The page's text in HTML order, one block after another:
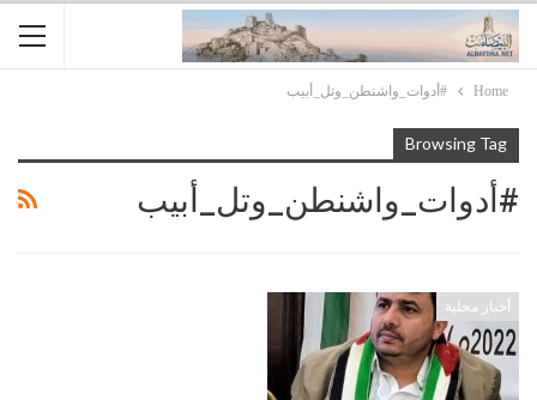
Home #أدوات_واشنطن_وتل_أبيب
Browsing Tag
#أدوات_واشنطن_وتل_أبيب
أخبار محلية